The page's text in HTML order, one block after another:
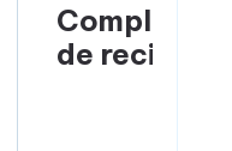
de reciclaje